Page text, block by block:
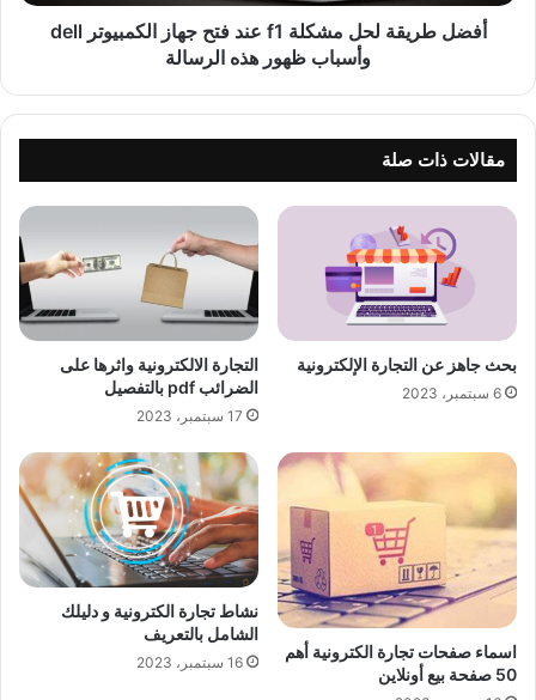
أفضل طريقة لحل مشكلة f1 عند فتح جهاز الكمبيوتر dell
وأسباب ظهور هذه الرسالة
مقالات ذات صلة
بحث جاهز عن التجارة الإلكترونية
6 سبتمبر، 2023
التجارة الالكترونية واثرها على
الضرائب pdf بالتفصيل
17 سبتمبر، 2023
اسماء صفحات تجارة الكترونية أهم
50 صفحة بيع أونلاين
نشاط تجارة الكترونية و دليلك
الشامل بالتعريف
16 سبتمبر، 2023